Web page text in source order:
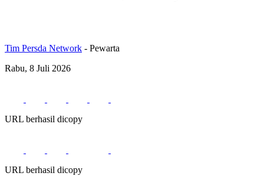
Tim Persda Network - Pewarta
Rabu, 8 Juli 2026
URL berhasil dicopy
URL berhasil dicopy